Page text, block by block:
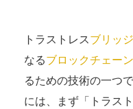
トラストレスブリッジ
なるブロックチェーン
るための技術の一つ
には、まず「トラス